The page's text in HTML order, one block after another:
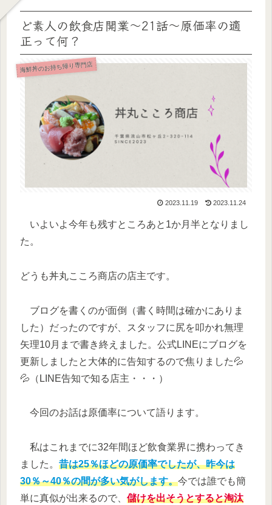
ど素人の飲食店開業～21話～原価率の適
正って何？
海鮮丼のお持ち帰り専門店
2023.11.19 2023.11.24
いよいよ今年も残すところあと1か月半となりまし
た。
どうも丼丸こころ商店の店主です。
ブログを書くのが面倒（書く時間は確かにありま
した）だったのですが、スタッフに尻を叩かれ無理
矢理10月まで書き終えました。公式LINEにブログを
更新しましたと大体的に告知するので焦りました💦
💦（LINE告知で知る店主・・・）
今回のお話は原価率について語ります。
私はこれまでに32年間ほど飲食業界に携わってき
ました。 昔は25％ほどの原価率でしたが、昨今は
30％～40％の間が多い気がします。今では誰でも簡
単に真似が出来るので、 儲けを出そうとすると淘汰